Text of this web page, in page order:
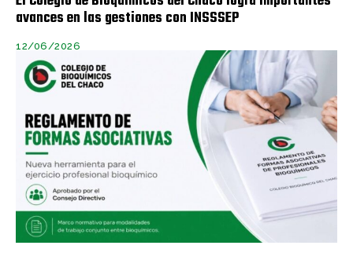
avances en las gestiones con INSSSEP
12/06/2026